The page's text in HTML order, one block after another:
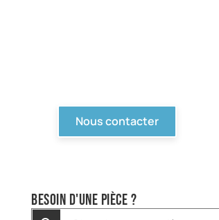
Nous contacter
Besoin d'une pièce ?